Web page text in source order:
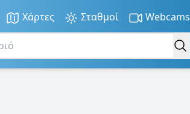
Χάρτες Σταθμοί Webcams